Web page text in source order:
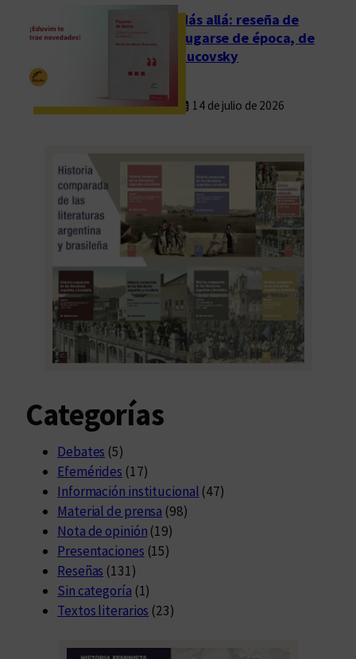
E
o
n
i
Más allá: reseña de
Fugarse de época, de
Rucovsky
14 de julio de 2026
Categorías
Debates (5)
Efemérides (17)
Información institucional (47)
Material de prensa (98)
Nota de opinión (19)
Presentaciones (15)
Reseñas (131)
Sin categoría (1)
Textos literarios (23)